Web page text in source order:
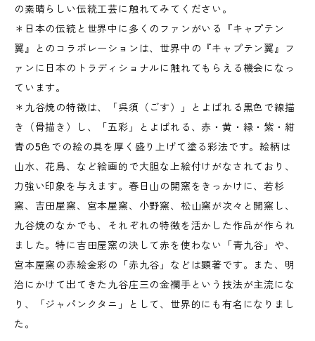
の素晴らしい伝統工芸に触れてみてください。
＊日本の伝統と世界中に多くのファンがいる『キャプテン
翼』とのコラボレーションは、世界中の『キャプテン翼』フ
ァンに日本のトラディショナルに触れてもらえる機会になっ
ています。
＊九谷焼の特徴は、「呉須（ごす）」とよばれる黒色で線描
き（骨描き）し、「五彩」とよばれる、赤・黄・緑・紫・紺
青の5色での絵の具を厚く盛り上げて塗る彩法です。絵柄は
山水、花鳥、など絵画的で大胆な上絵付けがなされており、
力強い印象を与えます。春日山の開窯をきっかけに、若杉
窯、吉田屋窯、宮本屋窯、小野窯、松山窯が次々と開窯し、
九谷焼のなかでも、それぞれの特徴を活かした作品が作られ
ました。特に吉田屋窯の決して赤を使わない「青九谷」や、
宮本屋窯の赤絵金彩の「赤九谷」などは顕著です。また、明
治にかけて出てきた九谷庄三の金襴手という技法が主流にな
り、「ジャパンクタニ」として、世界的にも有名になりまし
た。